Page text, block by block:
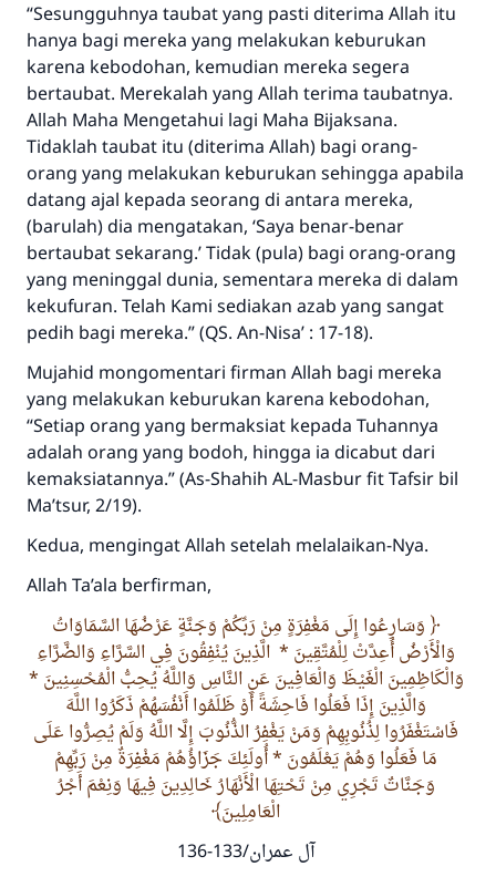
“Sesungguhnya taubat yang pasti diterima Allah itu
hanya bagi mereka yang melakukan keburukan
karena kebodohan, kemudian mereka segera
bertaubat. Merekalah yang Allah terima taubatnya.
Allah Maha Mengetahui lagi Maha Bijaksana.
Tidaklah taubat itu (diterima Allah) bagi orang-
orang yang melakukan keburukan sehingga apabila
datang ajal kepada seorang di antara mereka,
(barulah) dia mengatakan, ‘Saya benar-benar
bertaubat sekarang.’ Tidak (pula) bagi orang-orang
yang meninggal dunia, sementara mereka di dalam
kekufuran. Telah Kami sediakan azab yang sangat
pedih bagi mereka.”(QS. An-Nisa’ : 17-18).
Mujahid mongomentari firman Allah bagi mereka
yang melakukan keburukan karena kebodohan,
“Setiap orang yang bermaksiat kepada Tuhannya
adalah orang yang bodoh, hingga ia dicabut dari
kemaksiatannya.” (As-Shahih AL-Masbur fit Tafsir bil
Ma’tsur, 2/19).
Kedua, mengingat Allah setelah melalaikan-Nya.
Allah Ta’ala berfirman,
وَسَارِعُوا إِلَى مَغْفِرَةٍ مِنْ رَبِّكُمْ وَجَنَّةٍ عَرْضُهَا السَّمَاوَاتُ
وَالْأَرْضُ أُعِدَّتْ لِلْمُتَّقِينَ * الَّذِينَ يُنْفِقُونَ فِي السَّرَّاءِ وَالضَّرَّاءِ
وَالْكَاظِمِينَ الْغَيْظَ وَالْعَافِينَ عَنِ النَّاسِ وَاللَّهُ يُحِبُّ الْمُحْسِنِينَ *
وَالَّذِينَ إِذَا فَعَلُوا فَاحِشَةً أَوْ ظَلَمُوا أَنْفُسَهُمْ ذَكَرُوا اللَّهَ
فَاسْتَغْفَرُوا لِذُنُوبِهِمْ وَمَنْ يَغْفِرُ الذُّنُوبَ إِلَّا اللَّهُ وَلَمْ يُصِرُّوا عَلَى
مَا فَعَلُوا وَهُمْ يَعْلَمُونَ * أُولَئِكَ جَزَاؤُهُمْ مَغْفِرَةٌ مِنْ رَبِّهِمْ
وَجَنَّاتٌ تَجْرِي مِنْ تَحْتِهَا الْأَنْهَارُ خَالِدِينَ فِيهَا وَنِعْمَ أَجْرُ
الْعَامِلِينَ
آل عمران/133-136